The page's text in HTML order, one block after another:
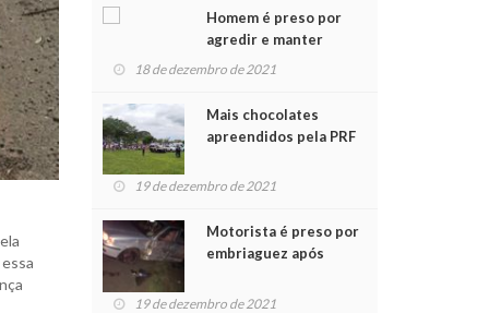
Homem é preso por
agredir e manter
mulher em cárcere
18 de dezembro de 2021
Mais chocolates
apreendidos pela PRF
crianças no Natal
19 de dezembro de 2021
Motorista é preso por
embriaguez após
feridos
19 de dezembro de 2021